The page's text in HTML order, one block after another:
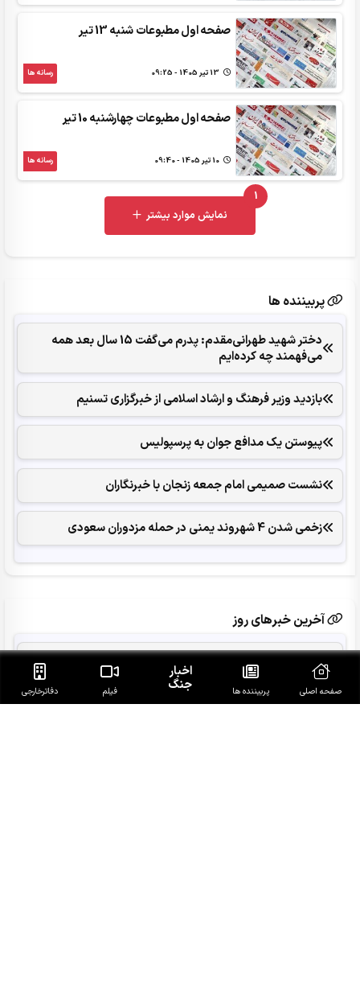
صفحه اول مطبوعات شنبه 13 تیر
رسانه ها
صفحه اول مطبوعات چهارشنبه 10 تیر
رسانه ها
1
UNREAD MESSAGES
نمایش موارد بیشتر
پربیننده ها
دختر شهید طهرانی‌مقدم: پدرم می‌گفت 15 سال بعد همه
می‌فهمند چه کرده‌ایم
بازدید وزیر فرهنگ و ارشاد اسلامی از خبرگزاری تسنیم
پیوستن یک مدافع جوان به پرسپولیس
نشست صمیمی امام جمعه زنجان با خبرنگاران
زخمی شدن 4 شهروند یمنی در حمله مزدوران سعودی
آخرین خبرهای روز
ادعاهای فیدان درباره توافق سه جانبه ترکیه،پاکستان و
عربستان
صفحه اصلی پربیننده ها
اخبار
جنگ فیلم دفاتر‌خارجی